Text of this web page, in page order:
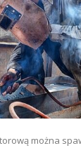
można